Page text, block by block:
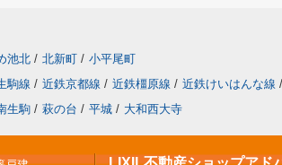
池北 / 北新町 / 小平尾町
駒線 / 近鉄京都線 / 近鉄橿原線 / 近鉄けいはんな線 /
生駒 / 萩の台 / 平城 / 大和西大寺